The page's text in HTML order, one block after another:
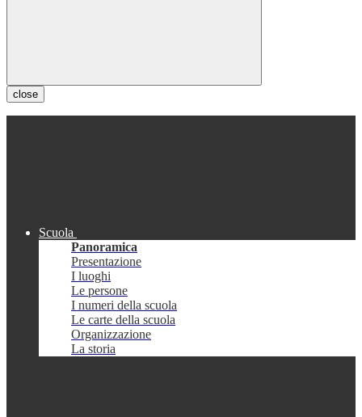
close
Scuola
Panoramica
Presentazione
I luoghi
Le persone
I numeri della scuola
Le carte della scuola
Organizzazione
La storia